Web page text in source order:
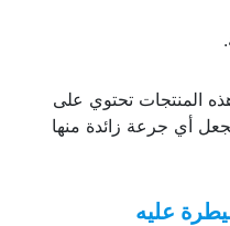
المنتجات تحتوي على
أي جرعة زائدة منها
عليه